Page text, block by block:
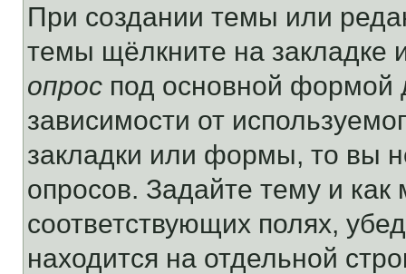
При создании темы или
темы щёлкните на
опрос под основной формой
зависимости от
закладки или формы, то вы
опросов. Задайте тему и
соответствующих полях,
находится на отдельной